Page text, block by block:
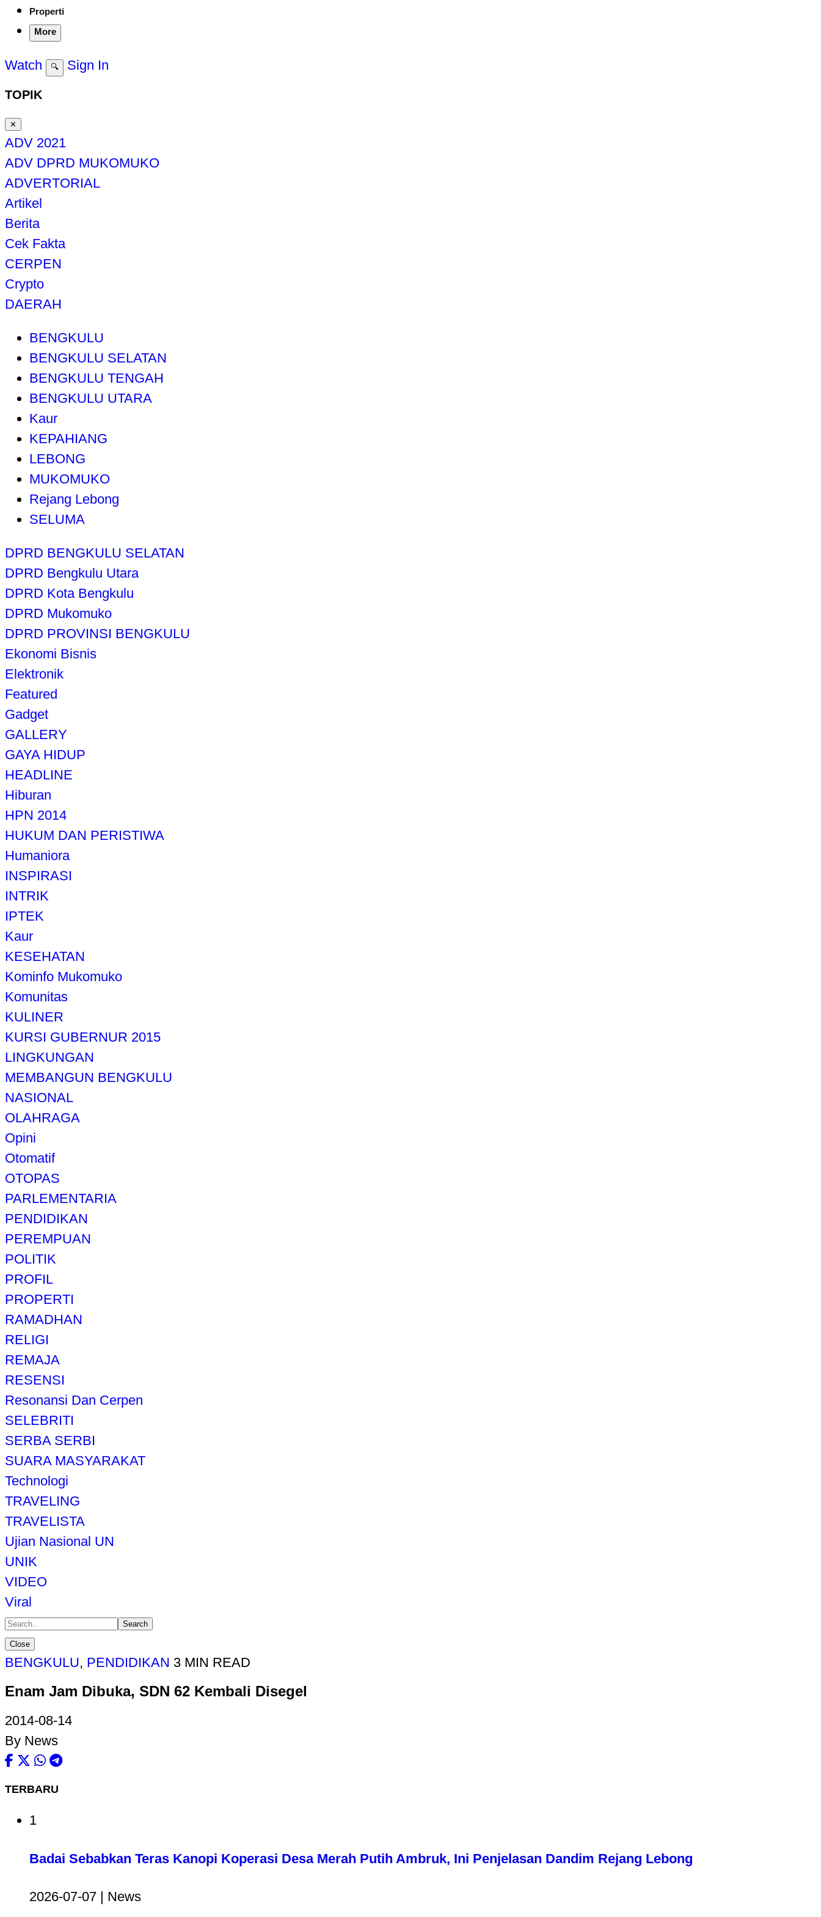
Properti
More
Watch 🔍 Sign In
TOPIK
✕
ADV 2021
ADV DPRD MUKOMUKO
ADVERTORIAL
Artikel
Berita
Cek Fakta
CERPEN
Crypto
DAERAH
BENGKULU
BENGKULU SELATAN
BENGKULU TENGAH
BENGKULU UTARA
Kaur
KEPAHIANG
LEBONG
MUKOMUKO
Rejang Lebong
SELUMA
DPRD BENGKULU SELATAN
DPRD Bengkulu Utara
DPRD Kota Bengkulu
DPRD Mukomuko
DPRD PROVINSI BENGKULU
Ekonomi Bisnis
Elektronik
Featured
Gadget
GALLERY
GAYA HIDUP
HEADLINE
Hiburan
HPN 2014
HUKUM DAN PERISTIWA
Humaniora
INSPIRASI
INTRIK
IPTEK
Kaur
KESEHATAN
Kominfo Mukomuko
Komunitas
KULINER
KURSI GUBERNUR 2015
LINGKUNGAN
MEMBANGUN BENGKULU
NASIONAL
OLAHRAGA
Opini
Otomatif
OTOPAS
PARLEMENTARIA
PENDIDIKAN
PEREMPUAN
POLITIK
PROFIL
PROPERTI
RAMADHAN
RELIGI
REMAJA
RESENSI
Resonansi Dan Cerpen
SELEBRITI
SERBA SERBI
SUARA MASYARAKAT
Technologi
TRAVELING
TRAVELISTA
Ujian Nasional UN
UNIK
VIDEO
Viral
Search
Close
BENGKULU, PENDIDIKAN 3 MIN READ
Enam Jam Dibuka, SDN 62 Kembali Disegel
2014-08-14
By News
TERBARU
1
Badai Sebabkan Teras Kanopi Koperasi Desa Merah Putih Ambruk, Ini Penjelasan Dandim Rejang Lebong
2026-07-07 | News